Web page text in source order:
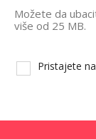
Možete da
više od 25 MB.
Pristajete na